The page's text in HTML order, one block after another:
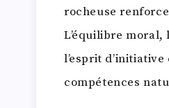
rocheuse
L’équilibre
l’esprit
compétences